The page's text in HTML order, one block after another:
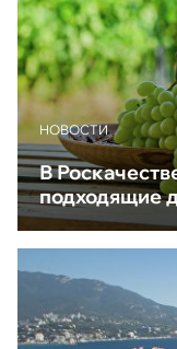
НОВОСТИ
В
подходящие